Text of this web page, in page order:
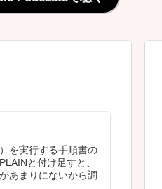
を実行する手順書の
と付け足すと、
あまりにないから調